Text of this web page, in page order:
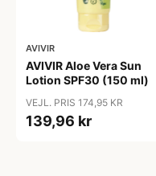
AVIVIR
AVIVIR Aloe Vera Sun
Lotion SPF30 (150 ml)
VEJL. PRIS 174,95 KR
139,96 kr